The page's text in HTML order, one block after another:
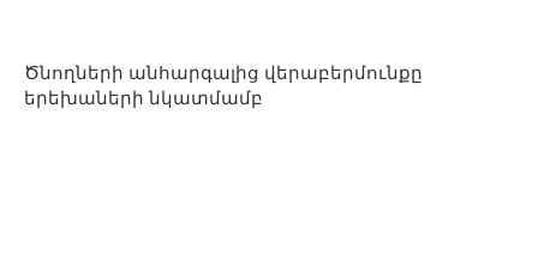
Ծնողների անհարգալից վերաբերմունքը
երեխաների նկատմամբ